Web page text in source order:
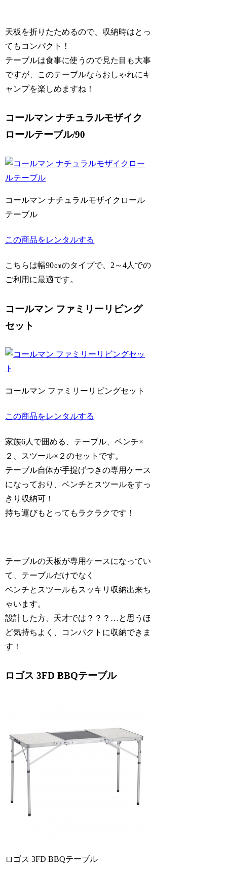
天板を折りたためるので、収納時はとっ
てもコンパクト！
テーブルは食事に使うので見た目も大事
ですが、このテーブルならおしゃれにキ
ャンプを楽しめますね！
コールマン ナチュラルモザイク
ロールテーブル/90
コールマン ナチュラルモザイクロール
テーブル
この商品をレンタルする
こちらは幅90㎝のタイプで、2～4人での
ご利用に最適です。
コールマン ファミリーリビング
セット
コールマン ファミリーリビングセット
この商品をレンタルする
家族6人で囲める、テーブル、ベンチ×
２、スツール×２のセットです。
テーブル自体が手提げつきの専用ケース
になっており、ベンチとスツールをすっ
きり収納可！
持ち運びもとってもラクラクです！
テーブルの天板が専用ケースになってい
て、テーブルだけでなく
ベンチとスツールもスッキリ収納出来ち
ゃいます。
設計した方、天才では？？？…と思うほ
ど気持ちよく、コンパクトに収納できま
す！
ロゴス 3FD BBQテーブル
ロゴス 3FD BBQテーブル